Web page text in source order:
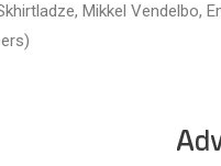
Mikkel Vendelbo,